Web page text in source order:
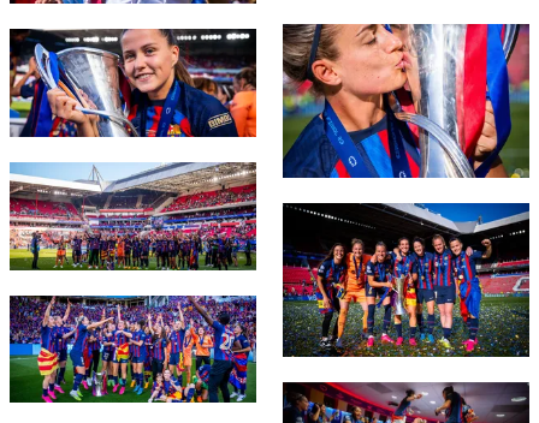
FC Barcelona club badge
FC Barcelona club badge
FC Barcelona club badge
FC Barcelona club badge
FC Barcelona club badge
FC Barcelona club badge